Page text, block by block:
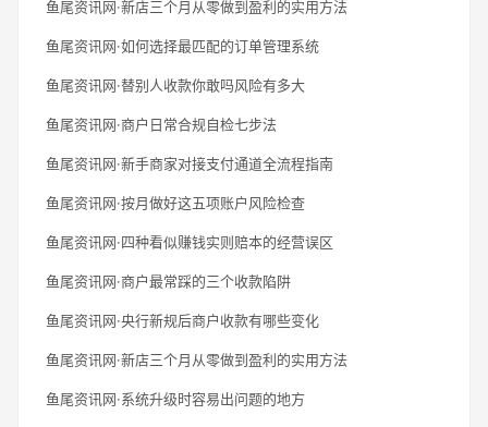
鱼尾资讯网·新店三个月从零做到盈利的实用方法
鱼尾资讯网·如何选择最匹配的订单管理系统
鱼尾资讯网·替别人收款你敢吗风险有多大
鱼尾资讯网·商户日常合规自检七步法
鱼尾资讯网·新手商家对接支付通道全流程指南
鱼尾资讯网·按月做好这五项账户风险检查
鱼尾资讯网·四种看似赚钱实则赔本的经营误区
鱼尾资讯网·商户最常踩的三个收款陷阱
鱼尾资讯网·央行新规后商户收款有哪些变化
鱼尾资讯网·新店三个月从零做到盈利的实用方法
鱼尾资讯网·系统升级时容易出问题的地方